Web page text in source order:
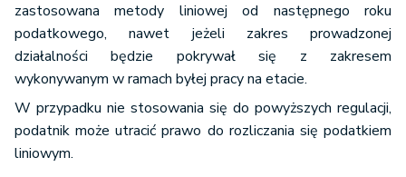
zastosowana metody liniowej od następnego roku
podatkowego, nawet jeżeli zakres prowadzonej
działalności będzie pokrywał się z zakresem
wykonywanym w ramach byłej pracy na etacie.
W przypadku nie stosowania się do powyższych regulacji,
podatnik może utracić prawo do rozliczania się podatkiem
liniowym.